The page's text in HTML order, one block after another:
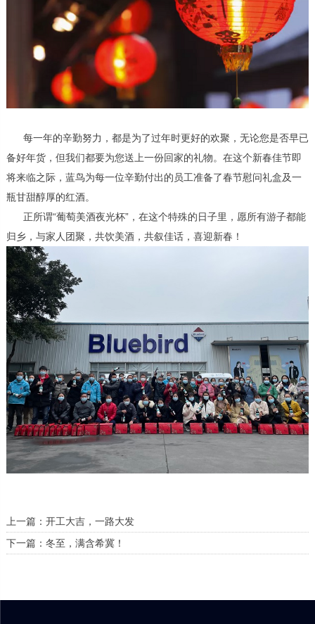
每一年的辛勤努力，都是为了过年时更好的欢聚，无论您是否早已
备好年货，但我们都要为您送上一份回家的礼物。在这个新春佳节即
将来临之际，蓝鸟为每一位辛勤付出的员工准备了春节慰问礼盒及一
瓶甘甜醇厚的红酒。
正所谓“葡萄美酒夜光杯”，在这个特殊的日子里，愿所有游子都能
归乡，与家人团聚，共饮美酒，共叙佳话，喜迎新春！
上一篇：开工大吉，一路大发
下一篇：冬至，满含希冀！